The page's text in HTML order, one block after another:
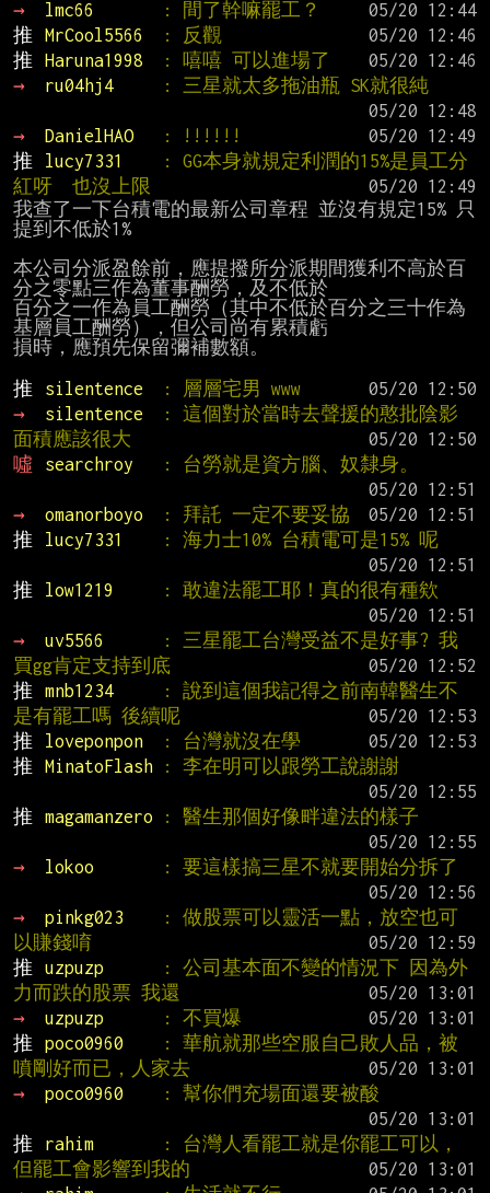
→ lmc66 : 間了幹嘛罷工？
推
MrCool5566 : 反觀
推
Haruna1998 : 嘻嘻 可以進場了
→
ru04hj4
: 三星就太多拖油瓶 SK就很純
→
DanielHAO : !!!!!!
推
lucy7331
: GG本身就規定利潤的15%是員工分
紅呀  也沒上限
我查了一下台積電的最新公司章程 並沒有規定15% 只
提到不低於1%
本公司分派盈餘前，應提撥所分派期間獲利不高於百
分之零點三作為董事酬勞，及不低於
百分之一作為員工酬勞（其中不低於百分之三十作為
基層員工酬勞），但公司尚有累積虧
損時，應預先保留彌補數額。
推 silentence : 層層宅男 www
→
silentence
: 這個對於當時去聲援的憨批陰影
面積應該很大
噓
searchroy
: 台勞就是資方腦、奴隸身。
→
omanorboyo : 拜託 一定不要妥協
推
lucy7331
: 海力士10% 台積電可是15% 呢
推
low1219
: 敢違法罷工耶！真的很有種欸
→
uv5566
: 三星罷工台灣受益不是好事? 我
買gg肯定支持到底
推
mnb1234
: 說到這個我記得之前南韓醫生不
是有罷工嗎 後續呢
推
loveponpon : 台灣就沒在學
推
MinatoFlash
: 李在明可以跟勞工說謝謝
推
magamanzero
: 醫生那個好像畔違法的樣子
→
lokoo
: 要這樣搞三星不就要開始分拆了
→
pinkg023
: 做股票可以靈活一點，放空也可
以賺錢唷
推
uzpuzp
: 公司基本面不變的情況下 因為外
力而跌的股票 我還
→
uzpuzp : 不買爆
推
poco0960
: 華航就那些空服自己敗人品，被
噴剛好而已，人家去
→
poco0960
: 幫你們充場面還要被酸
推
rahim
: 台灣人看罷工就是你罷工可以，
但罷工會影響到我的